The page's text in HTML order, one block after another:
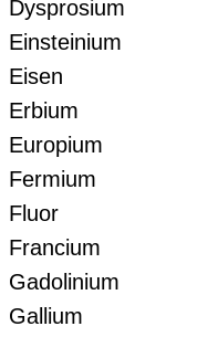
Dysprosium
Einsteinium
Eisen
Erbium
Europium
Fermium
Fluor
Francium
Gadolinium
Gallium